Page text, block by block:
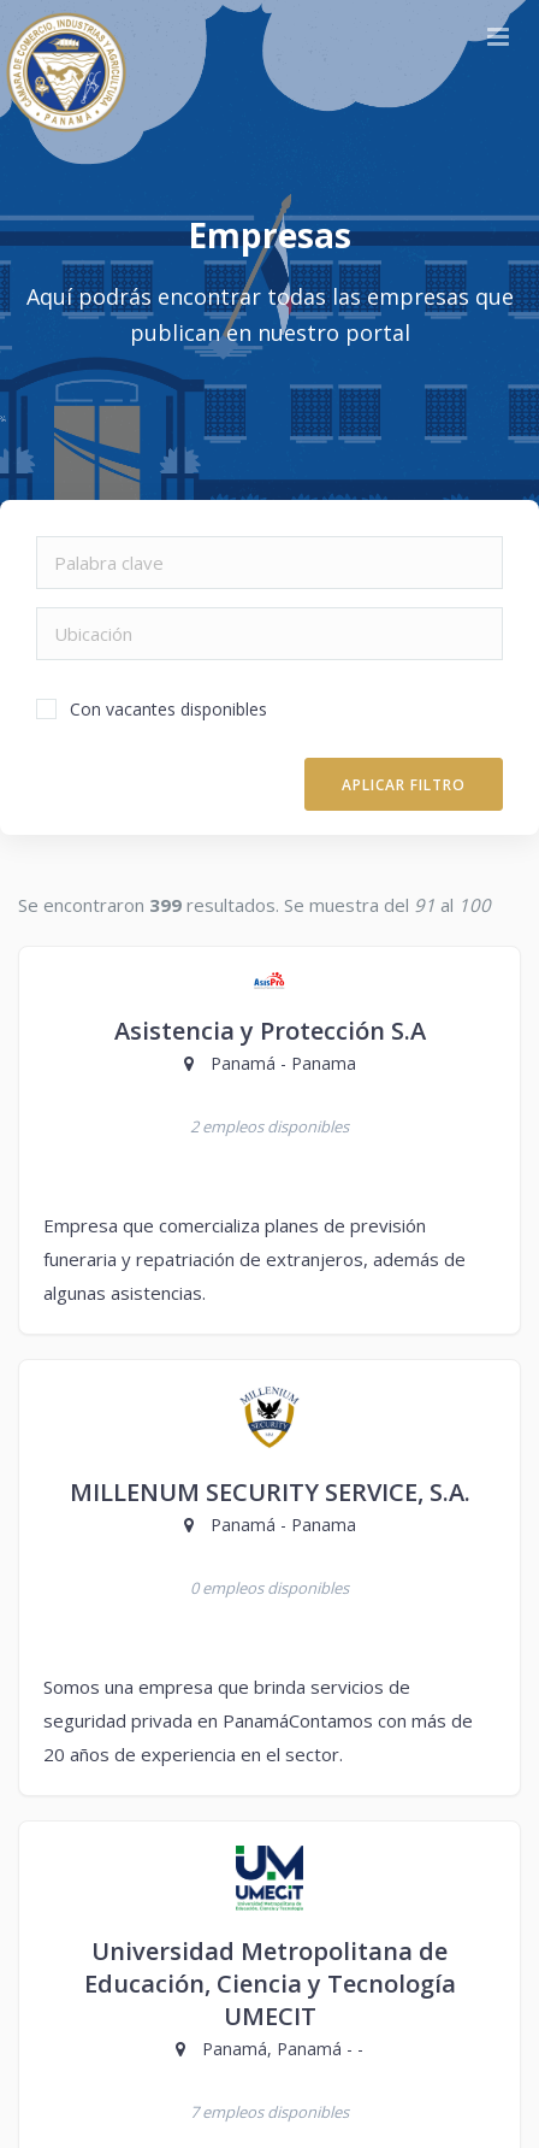
Empresas
Aquí podrás encontrar todas las empresas que
publican en nuestro portal
Con vacantes disponibles
APLICAR FILTRO
Se encontraron 399 resultados. Se muestra del 91 al 100
Asistencia y Protección S.A
Panamá - Panama
2 empleos disponibles
Empresa que comercializa planes de previsión
funeraria y repatriación de extranjeros, además de
algunas asistencias.
MILLENUM SECURITY SERVICE, S.A.
Panamá - Panama
0 empleos disponibles
Somos una empresa que brinda servicios de
seguridad privada en PanamáContamos con más de
20 años de experiencia en el sector.
Universidad Metropolitana de
Educación, Ciencia y Tecnología
UMECIT
Panamá, Panamá - -
7 empleos disponibles